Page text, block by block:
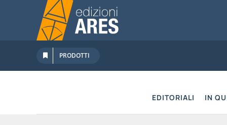
contenuto
PRODOTTI
EDITORIALI IN